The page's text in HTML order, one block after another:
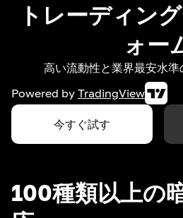
トレーディン
ォー
高い流動性と業界最安水
Powered by TradingView
今すぐ試す
100種類以上の